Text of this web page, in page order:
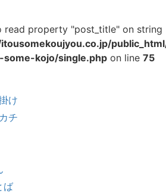
read property "post_title" on string
kojo/single.php on line 75
け
チ
ば